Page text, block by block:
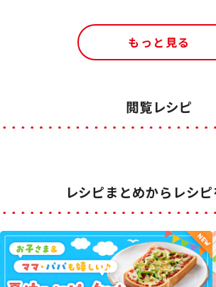
もっと見る
閲覧レシピ
レシピまとめからレシ